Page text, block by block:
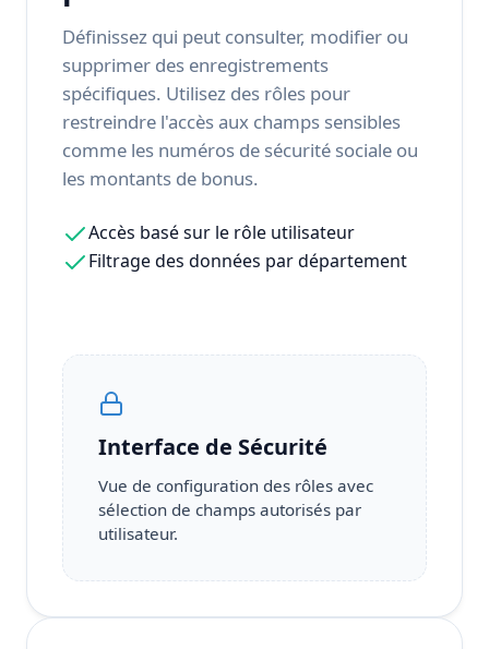
Définissez qui peut consulter, modifier ou
supprimer des enregistrements
spécifiques. Utilisez des rôles pour
restreindre l'accès aux champs sensibles
comme les numéros de sécurité sociale ou
les montants de bonus.
Accès basé sur le rôle utilisateur
Filtrage des données par département
Interface de Sécurité
Vue de configuration des rôles avec
sélection de champs autorisés par
utilisateur.